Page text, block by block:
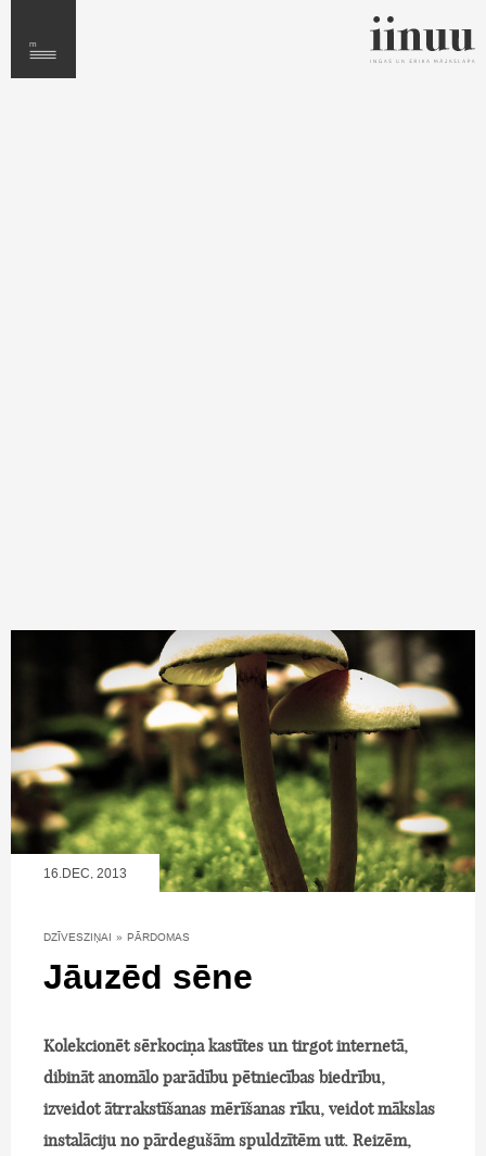
16.DEC, 2013
DZĪVESZIŅAI » PĀRDOMAS
Jāuzēd sēne
Kolekcionēt sērkociņa kastītes un tirgot internetā,
dibināt anomālo parādību pētniecības biedrību,
izveidot ātrrakstīšanas mērīšanas rīku, veidot mākslas
instalāciju no pārdegušām spuldzītēm utt. Reizēm,